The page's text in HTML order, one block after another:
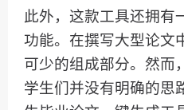
此外，这款工具还拥有
功能。在撰写大型论文
可少的组成部分。然而
学生们并没有明确的思